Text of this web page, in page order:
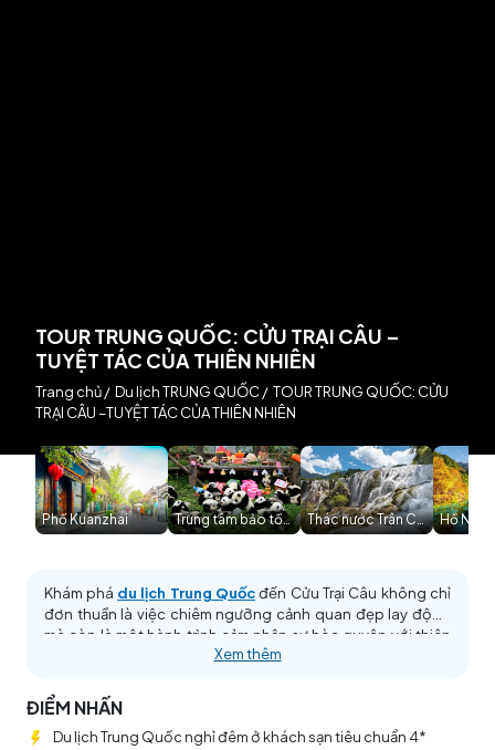
TOUR TRUNG QUỐC: CỬU TRẠI CÂU –
TUYỆT TÁC CỦA THIÊN NHIÊN
Trang chủ/ Du lịch TRUNG QUỐC/ TOUR TRUNG QUỐC: CỬU
TRẠI CÂU –TUYỆT TÁC CỦA THIÊN NHIÊN
Phố Kuanzhai Trung tâm bảo tồn và nghiên cứu gấu trúc Thành
Thác nước Trân ChâuHồ Ngũ
Khám phá du lịch Trung Quốcđến Cửu Trại Câu không chỉ
đơn thuần là việc chiêm ngưỡng cảnh quan đẹp lay động
mà còn là một hành trình cảm nhận sự hòa quyện với thiên
nhiên. Bước chân đi trên những đường dạo quanh hồ, bạn
tiếng gọi mời mà thiên nhiên gửi đến con người, đưa bạn
vào một không gian thanh bình. Đây chính là khoảnh khắc
đặc biệt mà bạn có thể thoát khỏi cuộc sống đô thị ồn ào
Xem thêm
ĐIỂM NHẤN
Du lịch Trung Quốc nghỉ đêm ở khách sạn tiêu chuẩn 4*